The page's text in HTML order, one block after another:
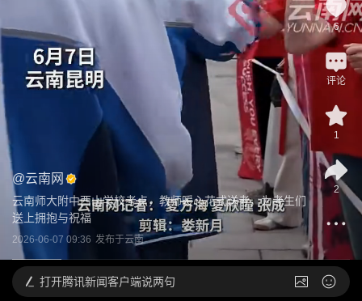
@云南网
云南师大附中西山学校考点，教师暖心花式送考，为考生们
送上拥抱与祝福
2026-06-07 09:36 发布于云南
6
评论
1
2
打开腾讯新闻客户端说两句